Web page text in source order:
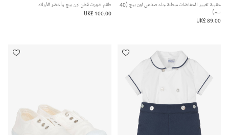
حقيبة تغيير الحفاضات مبطنة جلد صناعي لون بيج (40
سم)
UK£ 89.00
طقم شورت قطن لون بيج وأخضر للأولاد
UK£ 100.00